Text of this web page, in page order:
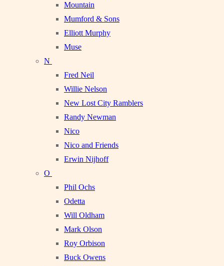
Mountain
Mumford & Sons
Elliott Murphy
Muse
N
Fred Neil
Willie Nelson
New Lost City Ramblers
Randy Newman
Nico
Nico and Friends
Erwin Nijhoff
O
Phil Ochs
Odetta
Will Oldham
Mark Olson
Roy Orbison
Buck Owens